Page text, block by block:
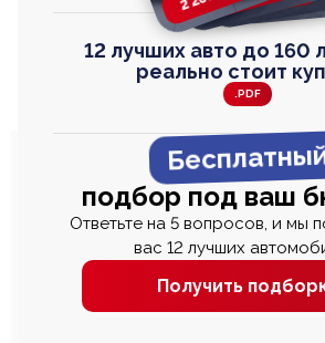
12 лучших авто до 160
реально стоит
.PDF
подбор под ваш
Ответьте на 5 вопросов, и мы
вас 12 лучших
Получить